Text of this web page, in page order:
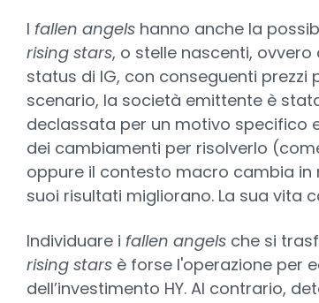
I fallen angelshanno anche la
rising stars, o stelle nascenti,
status di IG, con conseguenti prezzi
scenario, la società emittente è
declassata per un motivo specifico
dei cambiamenti per risolverlo
oppure il contesto macro cambia in
suoi risultati migliorano. La sua vita
Individuare i fallen angelsche si
rising starsè forse l'operazione per
dell’investimento HY. Al contrario,